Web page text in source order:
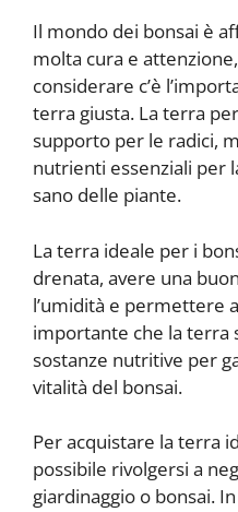
Il mondo dei bonsai è
molta cura e
considerare c’è
terra giusta. La terra
supporto per le radici,
nutrienti essenziali per
sano delle piante.
La terra ideale per i
drenata, avere una
l’umidità e permettere
importante che la terra
sostanze nutritive per
vitalità del bonsai.
Per acquistare la terra
possibile rivolgersi a
giardinaggio o bonsai.